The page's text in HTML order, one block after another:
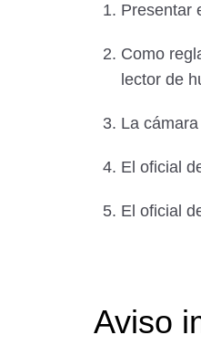
Presentar
Como
lector de
La
El oficial
El oficial
Aviso